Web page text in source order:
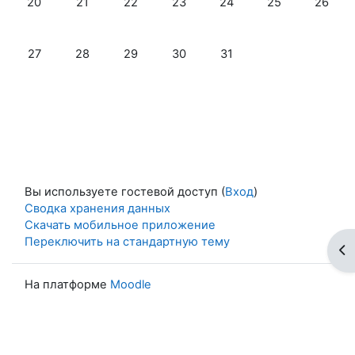
Нет событий, понедельник 27 октября
27 Нет событий, вторник 28 октября
28 Нет событий, среда 29 октября
29 Нет событий, четверг 30
30 Нет событий, пятница
31
Вы используете гостевой доступ (Вход)
Сводка хранения данных
Скачать мобильное приложение
Переключить на стандартную тему
На платформе Moodle